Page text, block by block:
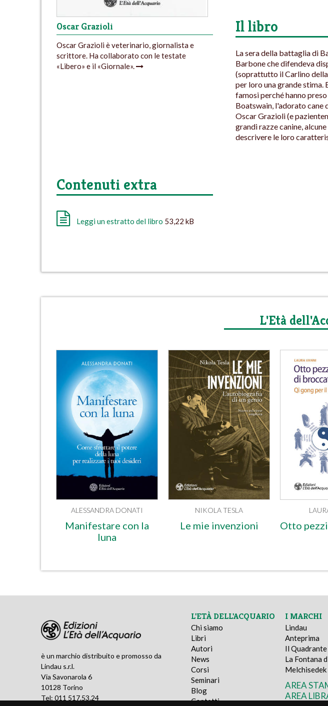
Oscar Grazioli
Oscar Grazioli è veterinario, giornalista e
scrittore. Ha collaborato con le testate
«Libero» e il «Giornale».
Il libro
La sera della battaglia di
Barbone che difendeva
(soprattutto il Carlino
per loro una grande
famosi perché hanno
Boatswain, l'adorato cane
Oscar Grazioli (e
grandi razze canine,
descrivere le loro
Contenuti extra
Leggi un estratto del libro 53,22 kB
L'Età
ALESSANDRA DONATI
Manifestare con la
luna
NIKOLA TESLA
Le mie invenzioni Otto
è un marchio distribuito e promosso da
Lindau s.r.l.
Via Savonarola 6
10128 Torino
Tel: 011 517.53.24
L'ETÀ DELL'ACQUARIO
Chi siamo
Libri
Autori
News
Corsi
Seminari
Blog
Contatti
I MARCHI
Lindau
Anteprima
Il Quadrante
La Fontana
Melchisedek
AREA
AREA